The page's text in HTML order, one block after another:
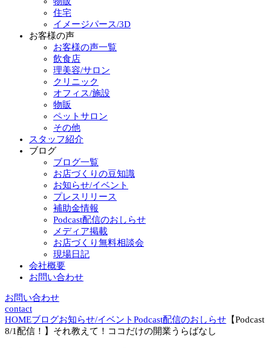
住宅
イメージパース/3D
お客様の声
お客様の声一覧
飲食店
理美容/サロン
クリニック
オフィス/施設
物販
ペットサロン
その他
スタッフ紹介
ブログ
ブログ一覧
お店づくりの豆知識
お知らせ/イベント
プレスリリース
補助金情報
Podcast配信のおしらせ
メディア掲載
お店づくり無料相談会
現場日記
会社概要
お問い合わせ
お問い合わせ
contact
HOMEブログお知らせ/イベントPodcast配信のおしらせ 【Podcast
8/1配信！】それ教えて！ココだけの開業うらばなし